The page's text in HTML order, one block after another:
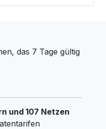
das 7 Tage gültig
und 107 Netzen